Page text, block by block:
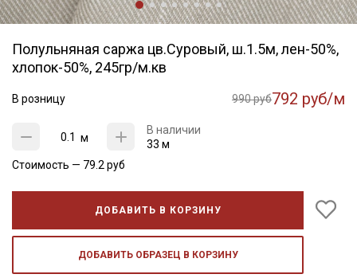
Полульняная саржа цв.Суровый, ш.1.5м, лен-50%,
хлопок-50%, 245гр/м.кв
В розницу 990 руб792 руб/м
м
В наличии
33 м
Стоимость — 79.2 руб
ДОБАВИТЬ В КОРЗИНУ
ДОБАВИТЬ ОБРАЗЕЦ В КОРЗИНУ